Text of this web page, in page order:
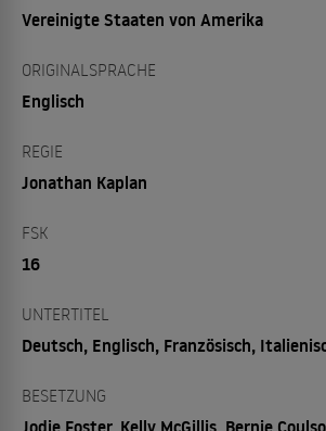
Vereinigte Staaten von Amerika
ORIGINALSPRACHE
Englisch
REGIE
Jonathan Kaplan
FSK
16
UNTERTITEL
Deutsch, Englisch, Französisch,
BESETZUNG